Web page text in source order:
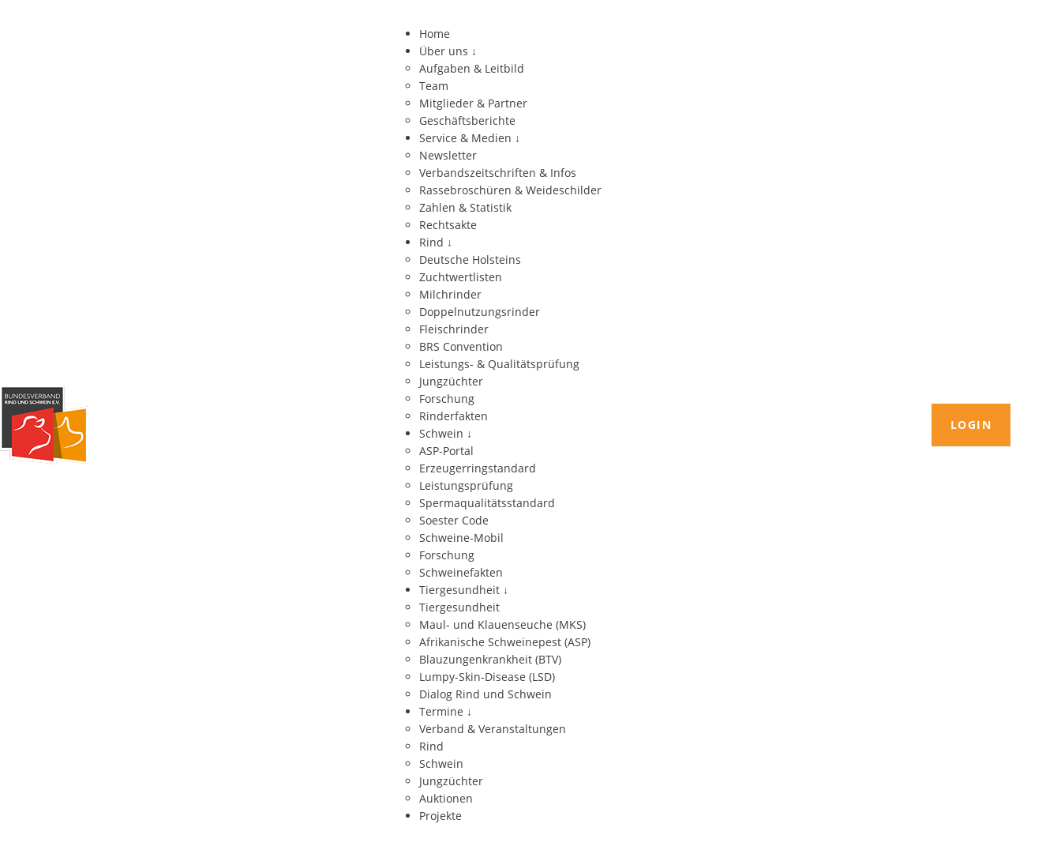
Home
Über uns ↓
Aufgaben & Leitbild
Team
Mitglieder & Partner
Geschäftsberichte
Service & Medien ↓
Newsletter
Verbandszeitschriften & Infos
Rassebroschüren & Weideschilder
Zahlen & Statistik
Rechtsakte
Rind ↓
Deutsche Holsteins
Zuchtwertlisten
Milchrinder
Doppelnutzungsrinder
Fleischrinder
BRS Convention
Leistungs- & Qualitätsprüfung
Jungzüchter
Forschung
Rinderfakten
Schwein ↓
ASP-Portal
Erzeugerringstandard
Leistungsprüfung
Spermaqualitätsstandard
Soester Code
Schweine-Mobil
Forschung
Schweinefakten
Tiergesundheit ↓
Tiergesundheit
Maul- und Klauenseuche (MKS)
Afrikanische Schweinepest (ASP)
Blauzungenkrankheit (BTV)
Lumpy-Skin-Disease (LSD)
Dialog Rind und Schwein
Termine ↓
Verband & Veranstaltungen
Rind
Schwein
Jungzüchter
Auktionen
Projekte
LOGIN